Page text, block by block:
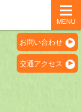
MENU
お問い合わせ
交通アクセス